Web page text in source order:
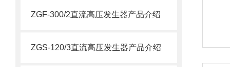
ZGF-300/2直流高压发生器产品介绍
ZGS-120/3直流高压发生器产品介绍